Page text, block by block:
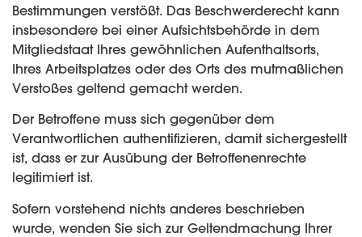
Bestimmungen verstößt. Das Beschwerderecht kann
insbesondere bei einer Aufsichtsbehörde in dem
Mitgliedstaat Ihres gewöhnlichen Aufenthaltsorts,
Ihres Arbeitsplatzes oder des Orts des mutmaßlichen
Verstoßes geltend gemacht werden.
Der Betroffene muss sich gegenüber dem
Verantwortlichen authentifizieren, damit sichergestellt
ist, dass er zur Ausübung der Betroffenenrechte
legitimiert ist.
Sofern vorstehend nichts anderes beschrieben
wurde, wenden Sie sich zur Geltendmachung Ihrer